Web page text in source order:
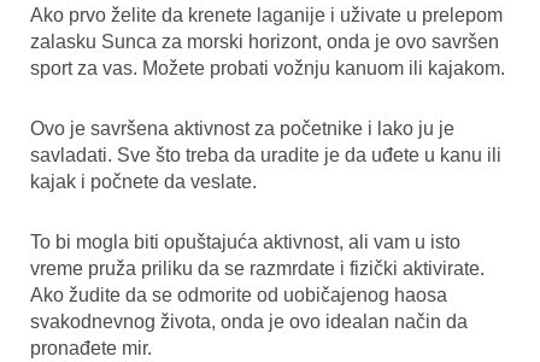
Ako prvo želite da krenete laganije i uživate u prelepom
zalasku Sunca za morski horizont, onda je ovo savršen
sport za vas. Možete probati vožnju kanuom ili kajakom.
Ovo je savršena aktivnost za početnike i lako ju je
savladati. Sve što treba da uradite je da uđete u kanu ili
kajak i počnete da veslate.
To bi mogla biti opuštajuća aktivnost, ali vam u isto
vreme pruža priliku da se razmrdate i fizički aktivirate.
Ako žudite da se odmorite od uobičajenog haosa
svakodnevnog života, onda je ovo idealan način da
pronađete mir.